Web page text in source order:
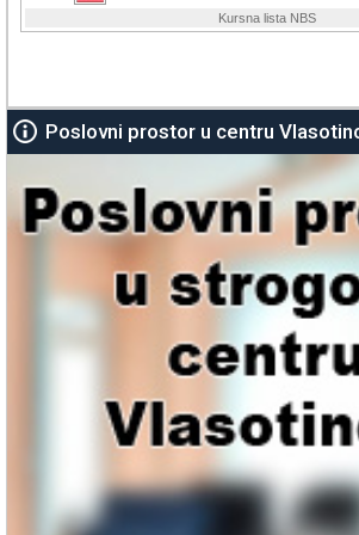
Poslovni prostor u centru